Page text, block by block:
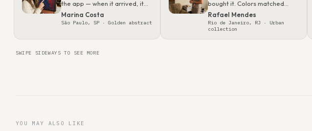
the app — when it arrived, it
looked even better than on
screen. Packaging was
gift.”
Marina Costa
São Paulo, SP · Golden abstract
bought it. Colors matched
what I saw online — paper has
real texture.”
Rafael Mendes
Rio de Janeiro, RJ · Urban
collection
SWIPE SIDEWAYS TO SEE MORE
YOU MAY ALSO LIKE